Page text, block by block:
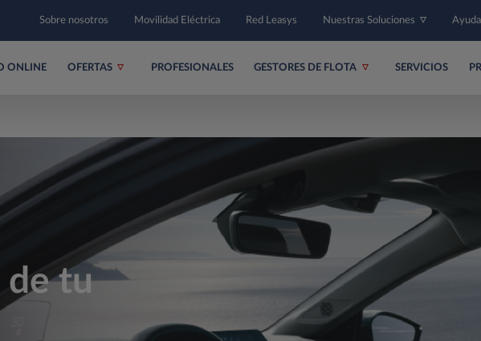
Sobre nosotros Movilidad Eléctrica Red Leasys Nuestras Soluciones Ayuda
ONLINE OFERTAS PROFESIONALES GESTORES DE FLOTA SERVICIOS
de tu